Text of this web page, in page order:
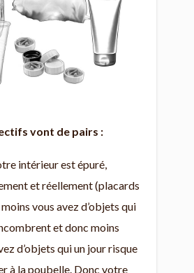
vont de pairs :
intérieur est épuré,
et réellement (placards
vous avez d’objets qui
et donc moins
d’objets qui un jour risque
à la poubelle. Donc votre